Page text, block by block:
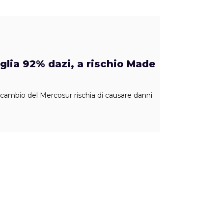
92% dazi, a rischio Made
del Mercosur rischia di causare danni